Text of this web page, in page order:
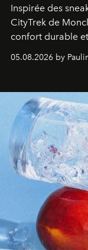
Inspirée des
CityTrek de
confort durable
05.08.2026 by